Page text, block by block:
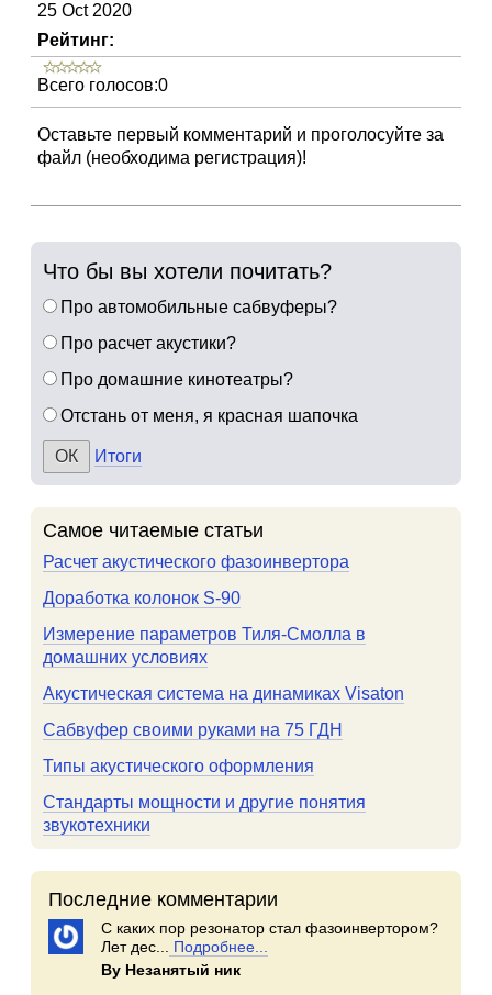
25 Oct 2020
Рейтинг:
Всего голосов:0
Оставьте первый комментарий и проголосуйте за
файл (необходима регистрация)!
Что бы вы хотели почитать?
Про автомобильные сабвуферы?
Про расчет акустики?
Про домашние кинотеатры?
Отстань от меня, я красная шапочка
Итоги
Самое читаемые статьи
Расчет акустического фазоинвертора
Доработка колонок S-90
Измерение параметров Тиля-Смолла в
домашних условиях
Акустическая система на динамиках Visaton
Сабвуфер своими руками на 75 ГДН
Типы акустического оформления
Стандарты мощности и другие понятия
звукотехники
Последние комментарии
С каких пор резонатор стал фазоинвертором?
Лет дес...
Подробнее...
By Незанятый ник